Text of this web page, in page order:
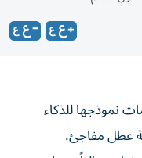
نموذجها للذكاء
عطل مفاجئ.